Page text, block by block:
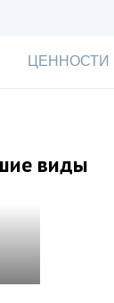
ЦЕННОСТИ
виды